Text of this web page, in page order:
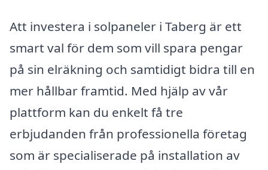
Att investera i solpaneler i Taberg är ett
smart val för dem som vill spara pengar
på sin elräkning och samtidigt bidra till en
mer hållbar framtid. Med hjälp av vår
plattform kan du enkelt få tre
erbjudanden från professionella företag
som är specialiserade på installation av